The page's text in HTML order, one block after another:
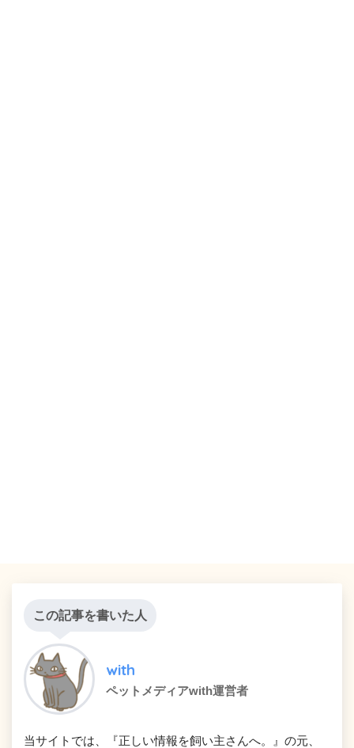
この記事を書いた人
with
ペットメディアwith運営者
当サイトでは、『正しい情報を飼い主さんへ。』の元、